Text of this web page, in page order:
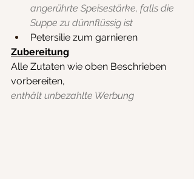
angerührte Speisestärke, falls die
Suppe zu dünnflüssig ist
Petersilie zum garnieren
Zubereitung
Alle Zutaten wie oben Beschrieben
vorbereiten,
enthält unbezahlte Werbung